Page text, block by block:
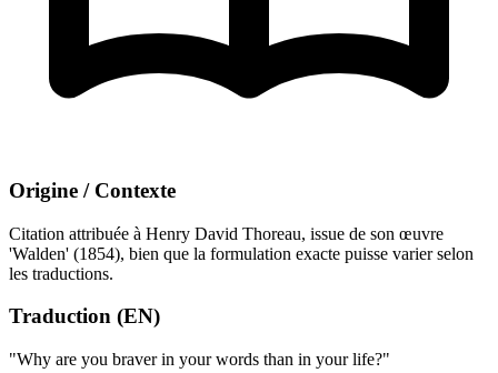
Origine / Contexte
Citation attribuée à Henry David Thoreau, issue de son œuvre
'Walden' (1854), bien que la formulation exacte puisse varier selon
les traductions.
Traduction (EN)
"Why are you braver in your words than in your life?"